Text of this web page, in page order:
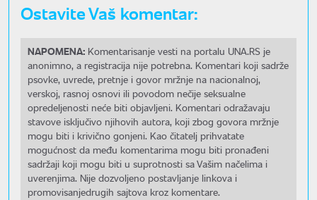
Ostavite Vaš komentar:
NAPOMENA: Komentarisanje vesti na portalu UNA.RS je
anonimno, a registracija nije potrebna. Komentari koji sadrže
psovke, uvrede, pretnje i govor mržnje na nacionalnoj,
verskoj, rasnoj osnovi ili povodom nečije seksualne
opredeljenosti neće biti objavljeni. Komentari odražavaju
stavove isključivo njihovih autora, koji zbog govora mržnje
mogu biti i krivično gonjeni. Kao čitatelj prihvatate
mogućnost da među komentarima mogu biti pronađeni
sadržaji koji mogu biti u suprotnosti sa Vašim načelima i
uverenjima. Nije dozvoljeno postavljanje linkova i
promovisanjedrugih sajtova kroz komentare.